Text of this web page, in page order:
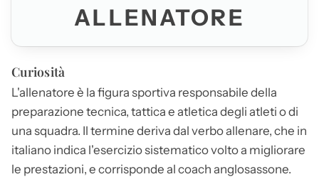
ALLENATORE
Curiosità
L'allenatore è la figura sportiva responsabile della
preparazione tecnica, tattica e atletica degli atleti o di
una squadra. Il termine deriva dal verbo allenare, che in
italiano indica l'esercizio sistematico volto a migliorare
le prestazioni, e corrisponde al coach anglosassone.